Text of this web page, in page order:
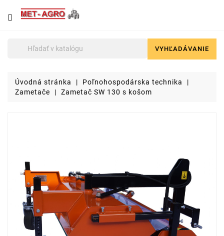
NÁJDETE
U
Lyžice
Malotraktory
Brikety
pelety
VYHĽADÁVANIE
Úvodná stránka
Poľnohospodárska technika
Zametače
Zametač SW 130 s košom